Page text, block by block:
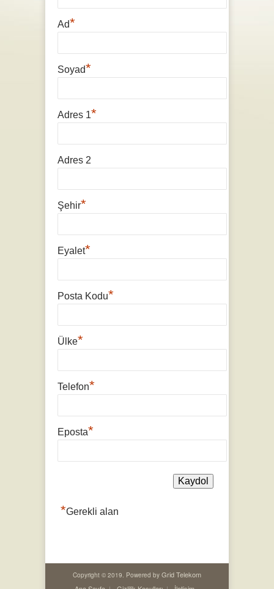
Ad*
Soyad*
Adres 1*
Adres 2
Şehir*
Eyalet*
Posta Kodu*
Ülke*
Telefon*
Eposta*
*Gerekli alan
Copyright © 2019. Powered by Grid Telekom